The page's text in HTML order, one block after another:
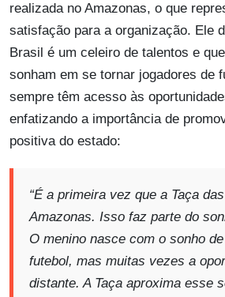
realizada no Amazonas, o que
satisfação para a organização. Ele
Brasil é um celeiro de talentos e
sonham em se tornar jogadores de
sempre têm acesso às
enfatizando a importância de
positiva do estado:
“É a primeira vez que a Taça
Amazonas. Isso faz parte do
O menino nasce com o sonho
futebol, mas muitas vezes a
distante. A Taça aproxima esse